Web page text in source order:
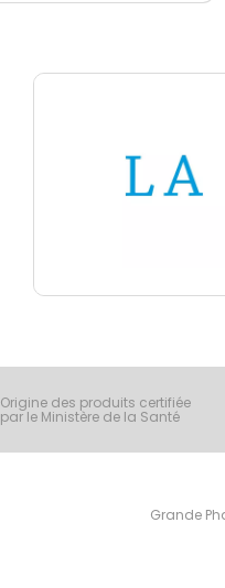
Origine des produits certifiée
par le Ministère de la Santé
Grande